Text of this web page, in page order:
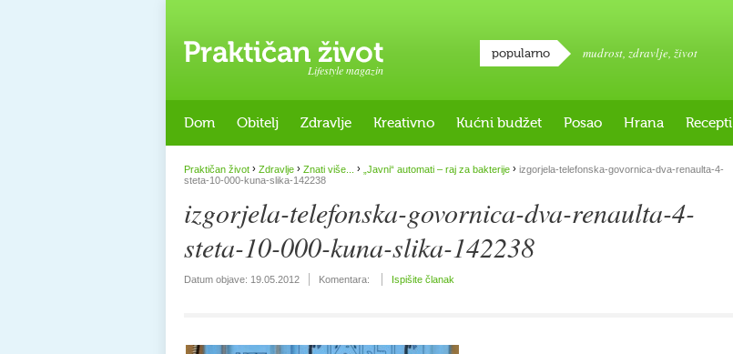
Lifestyle magazin
popularno mudrost, zdravlje, život
Dom Obitelj Zdravlje Kreativno Kućni budžet Posao Hrana Recepti
Praktičan život › Zdravlje › Znati više... › „Javni“ automati – raj za bakterije › izgorjela-telefonska-govornica-dva-renaulta-4-
steta-10-000-kuna-slika-142238
izgorjela-telefonska-govornica-dva-renaulta-4-
steta-10-000-kuna-slika-142238
Datum objave: 19.05.2012 Komentara: Ispišite članak